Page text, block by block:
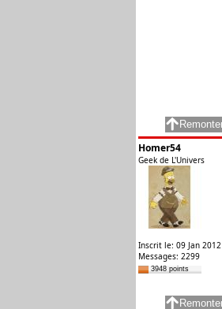
Homer54
Geek de L'Univers
Inscrit le: 09 Jan 2012
Messages: 2299
3948 points